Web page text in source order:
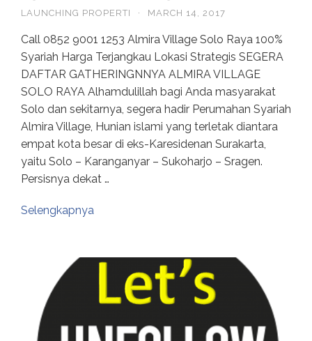
LAUNCHING PROPERTI · MARCH 14, 2017
Call 0852 9001 1253 Almira Village Solo Raya 100%
Syariah Harga Terjangkau Lokasi Strategis SEGERA
DAFTAR GATHERINGNNYA ALMIRA VILLAGE
SOLO RAYA Alhamdulillah bagi Anda masyarakat
Solo dan sekitarnya, segera hadir Perumahan Syariah
Almira Village, Hunian islami yang terletak diantara
empat kota besar di eks-Karesidenan Surakarta,
yaitu Solo – Karanganyar – Sukoharjo – Sragen.
Persisnya dekat …
Selengkapnya